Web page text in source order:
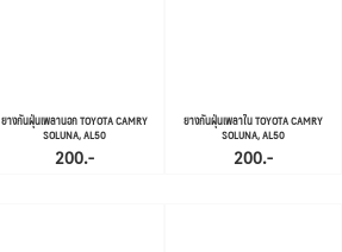
ยางกันฝุ่นเพลานอก TOYOTA CAMRY
SOLUNA, AL50
200.-
ยางกันฝุ่นเพลาใน TOYOTA CAMRY
SOLUNA, AL50
200.-